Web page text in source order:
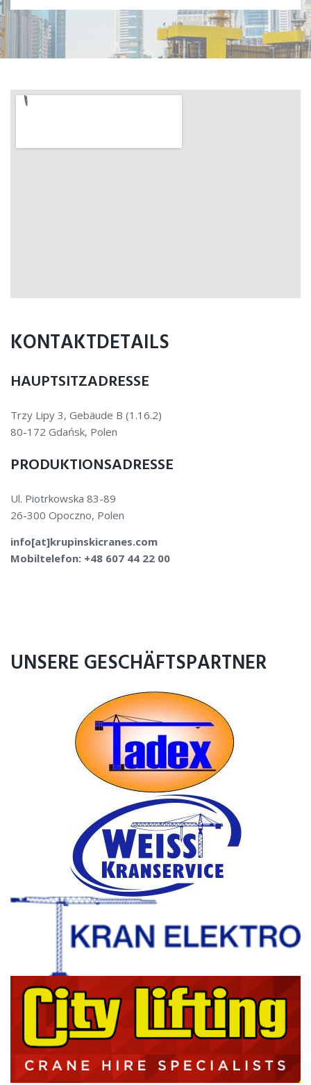
KONTAKTDETAILS
HAUPTSITZADRESSE
Trzy Lipy 3, Gebäude B (1.16.2)
80-172 Gdańsk, Polen
PRODUKTIONSADRESSE
Ul. Piotrkowska 83-89
26-300 Opoczno, Polen
info[at]krupinskicranes.com
Mobiltelefon: +48 607 44 22 00
UNSERE GESCHÄFTSPARTNER